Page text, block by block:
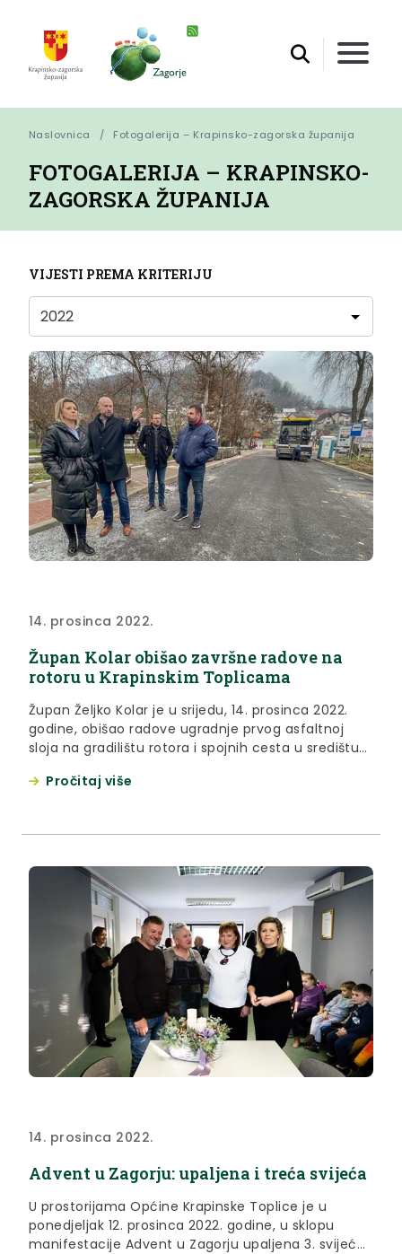
Naslovnica Fotogalerija – Krapinsko-zagorska županija
FOTOGALERIJA – KRAPINSKO-
ZAGORSKA ŽUPANIJA
VIJESTI PREMA KRITERIJU
14. prosinca 2022.
Župan Kolar obišao završne radove na
rotoru u Krapinskim Toplicama
Župan Željko Kolar je u srijedu, 14. prosinca 2022.
godine, obišao radove ugradnje prvog asfaltnoj
sloja na gradilištu rotora i spojnih cesta u središtu
Pročitaj više
14. prosinca 2022.
Advent u Zagorju: upaljena i treća svijeća
U prostorijama Općine Krapinske Toplice je u
ponedjeljak 12. prosinca 2022. godine, u sklopu
manifestacije Advent u Zagorju upaljena 3. svijeća